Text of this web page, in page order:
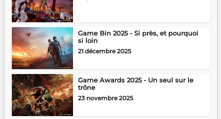
Game Bin 2025 - Si près, et pourquoi
si loin
21 décembre 2025
Game Awards 2025 - Un seul sur le
trône
23 novembre 2025